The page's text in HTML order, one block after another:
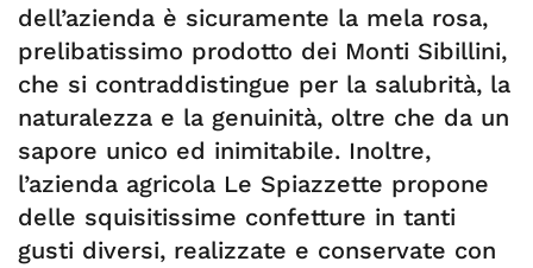
dell’azienda è sicuramente la mela rosa,
prelibatissimo prodotto dei Monti Sibillini,
che si contraddistingue per la salubrità, la
naturalezza e la genuinità, oltre che da un
sapore unico ed inimitabile. Inoltre,
l’azienda agricola Le Spiazzette propone
delle squisitissime confetture in tanti
gusti diversi, realizzate e conservate con